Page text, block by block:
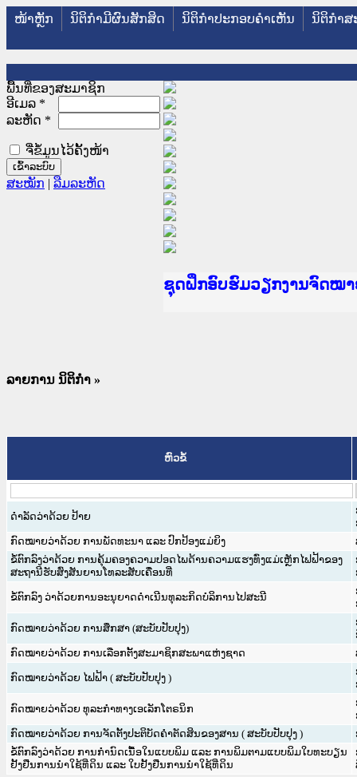
ໜ້າຫຼັກ ນິຕິກໍາມີຜົນສັກສິດ ນິຕິກໍາປະກອບຄໍາເຫັນ ນິຕິກໍາສ
ພື້ນທີ່ຂອງສະມາຊິກ
ອີເມລ *
ລະຫັດ *
ຈື່ຂໍ້ມູນໄວ້ຄັ້ງໜ້າ
ສະໝັກ | ລືມລະຫັດ
Ministry of Justice Lao
ເຜີຍແຜ່ວັບໄຊຈົດໝາຍເຫດທ
ກະຊວງຍຸຕິທຳ
ຊຸດຝຶກອົບຮົມວຽກງານຈົດໝາ
ກອງປະຊຸມທົບທວນຄືນການຈັ
ຝຶກອົບຮົມ ຜູ່ປະສານງານວຽ
ຝຶກອົບຮົມ ຜູ່ປະສານງານວຽ
ເຜີຍແຜ່ແອັບກົດໝາຍລາວ ແ
ເຜີຍແຜ່ແອັບກົດໝາຍລາວ ແ
ຍົກລະດັບວຽກງານຈົດໝາຍເ
ຊຸດຝຶກອົບຮົມວຽກງານຈົດໝາ
ລາຍການ ນິຕິກໍາ »
ຫົວຂໍ້
ດຳລັດວ່າດ້ວຍ ປ້າຍ
ກົດໝາຍວ່າດ້ວຍ ການພັດທະນາ ແລະ ປົກປ້ອງແມ່ຍິງ
ຂໍ້ຕົກລົງວ່າດ້ວຍ ການຄຸ້ມຄອງຄວາມປອດໄພດ້ານຄວາມແຮງທົ່ງແມ່ເຫຼັກໄຟຟ້າຂອງ
ສະຖານີຮັບສົ່ງສັນຍານໂທລະສັບເຄື່ອນທີ່
ຂໍ້ຕົກລົງ ວ່າດ້ວຍການອະນຸຍາດດຳເນີນທຸລະກິດບໍລິການໄປສະນີ
ກົດໝາຍວ່າດ້ວຍ ການສຶກສາ (ສະບັບປັບປຸງ)
ກົດໝາຍວ່າດ້ວຍ ການເລືອກຕັ້ງສະມາຊິກສະພາແຫ່ງຊາດ
ກົດ​ໝາຍວ່າ​ດ້ວຍ​ ໄຟ​ຟ້າ ( ສະບັບປັບປຸງ )
ກົດໝາຍວ່າດ້ວຍ ທຸລະກຳທາງເອເລັກໂຕຣນິກ
ກົດໝາຍວ່າດ້ວຍ ການຈັດຕັ້ງປະຕິບັດຄຳຕັດສິນຂອງສານ ( ສະບັບປັບປຸງ )
ຂໍ້ຕົກລົງວ່າດ້ວຍ ການກຳນົດເນື້ອໃນແບບພິມ ແລະ ການພິມຕາມແບບພິມໃບທະບຽນ
ຢັ້ງຢືນການນຳໃຊ້ທີ່ດິນ ແລະ ໃບຢັ້ງຢືນການນຳໃຊ້ທີ່ດິນ